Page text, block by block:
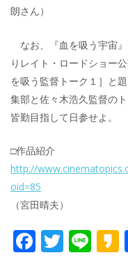
朗さん）
なお、『血を吸う宇宙
りレイト・ロードショー
を吸う監督トーク１］と
集部と佐々木浩久監督の
皆勤目指して日参せよ。
□作品紹介
http://
oid=85
（宮田晴夫）
F T Li